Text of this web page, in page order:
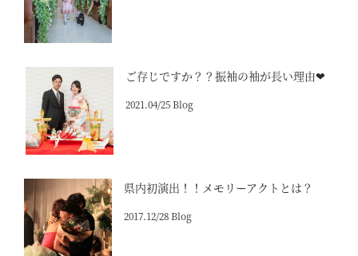
ご存じですか？？振袖の袖が長い理由❤
2021.04/25 Blog
県内初演出！！メモリーアクトとは？
2017.12/28 Blog